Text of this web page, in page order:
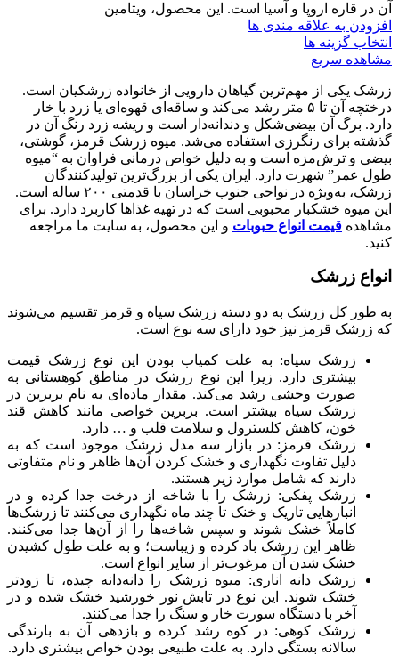
آن در قاره اروپا و آسیا است. این محصول، ویتامین
افزودن به علاقه مندی ها
انتخاب گزینه ها
مشاهده سریع
زرشک یکی از مهم‌ترین گیاهان دارویی از خانواده زرشکیان است.
درختچه آن تا ۵ متر رشد می‌کند و ساقه‌ای قهوه‌ای یا زرد با خار
دارد. برگ آن بیضی‌شکل و دندانه‌دار است و ریشه زرد رنگ آن در
گذشته برای رنگرزی استفاده می‌شد. میوه زرشک قرمز، گوشتی،
بیضی و ترش‌مزه است و به دلیل خواص درمانی فراوان به “میوه
طول عمر” شهرت دارد. ایران یکی از بزرگ‌ترین تولیدکنندگان
زرشک، به‌ویژه در نواحی جنوب خراسان با قدمتی ۲۰۰ ساله است.
این میوه خشکبار محبوبی است که در تهیه غذاها کاربرد دارد. برای
مشاهده قیمت انواع حبوبات و این محصول، به سایت ما مراجعه
کنید.
انواع زرشک
به طور کل زرشک به دو دسته زرشک سیاه و قرمز تقسیم می‌شوند
که زرشک قرمز نیز خود دارای سه نوع است.
زرشک سیاه: به علت کمیاب بودن این نوع زرشک قیمت
بیشتری دارد. زیرا این نوع زرشک در مناطق کوهستانی به
صورت وحشی رشد می‌کند. مقدار ماده‌ای به نام بربرین در
زرشک سیاه بیشتر است. بربرین خواصی مانند کاهش قند
خون، کاهش کلسترول و سلامت قلب و … دارد.
زرشک قرمز: در بازار سه مدل زرشک موجود است که به
دلیل تفاوت نگهداری و خشک کردن آن‌ها ظاهر و نام متفاوتی
دارند که شامل موارد زیر هستند.
زرشک پفکی: زرشک را با شاخه از درخت جدا کرده و در
انبارهایی تاریک و خنک تا چند ماه نگهداری می‌کنند تا زرشک‌ها
کاملاً خشک شوند و سپس شاخه‌ها را از آن‌ها جدا می‌کنند.
ظاهر این زرشک باد کرده و زیباست؛ و به علت طول کشیدن
خشک شدن آن مرغوب‌تر از سایر انواع است.
زرشک دانه اناری: میوه زرشک را دانه‌دانه چیده، تا زودتر
خشک شوند. این نوع در تابش نور خورشید خشک شده و در
آخر با دستگاه سورت خار و سنگ را جدا می‌کنند.
زرشک کوهی: در کوه رشد کرده و بازدهی آن به بارندگی
سالانه بستگی دارد. به علت طبیعی بودن خواص بیشتری دارد.